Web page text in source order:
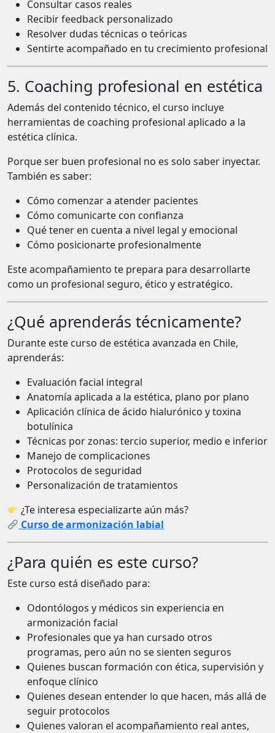
Consultar casos reales
Recibir feedback personalizado
Resolver dudas técnicas o teóricas
Sentirte acompañado en tu crecimiento profesional
5. Coaching profesional en estética
Además del contenido técnico, el curso incluye
herramientas de coaching profesional aplicado a la
estética clínica.
Porque ser buen profesional no es solo saber inyectar.
También es saber:
Cómo comenzar a atender pacientes
Cómo comunicarte con confianza
Qué tener en cuenta a nivel legal y emocional
Cómo posicionarte profesionalmente
Este acompañamiento te prepara para desarrollarte
como un profesional seguro, ético y estratégico.
¿Qué aprenderás técnicamente?
Durante este curso de estética avanzada en Chile,
aprenderás:
Evaluación facial integral
Anatomía aplicada a la estética, plano por plano
Aplicación clínica de ácido hialurónico y toxina
botulínica
Técnicas por zonas: tercio superior, medio e inferior
Manejo de complicaciones
Protocolos de seguridad
Personalización de tratamientos
¿Te interesa especializarte aún más?
Curso de armonización labial
¿Para quién es este curso?
Este curso está diseñado para:
Odontólogos y médicos sin experiencia en
armonización facial
Profesionales que ya han cursado otros
programas, pero aún no se sienten seguros
Quienes buscan formación con ética, supervisión y
enfoque clínico
Quienes desean entender lo que hacen, más allá de
seguir protocolos
Quienes valoran el acompañamiento real antes,